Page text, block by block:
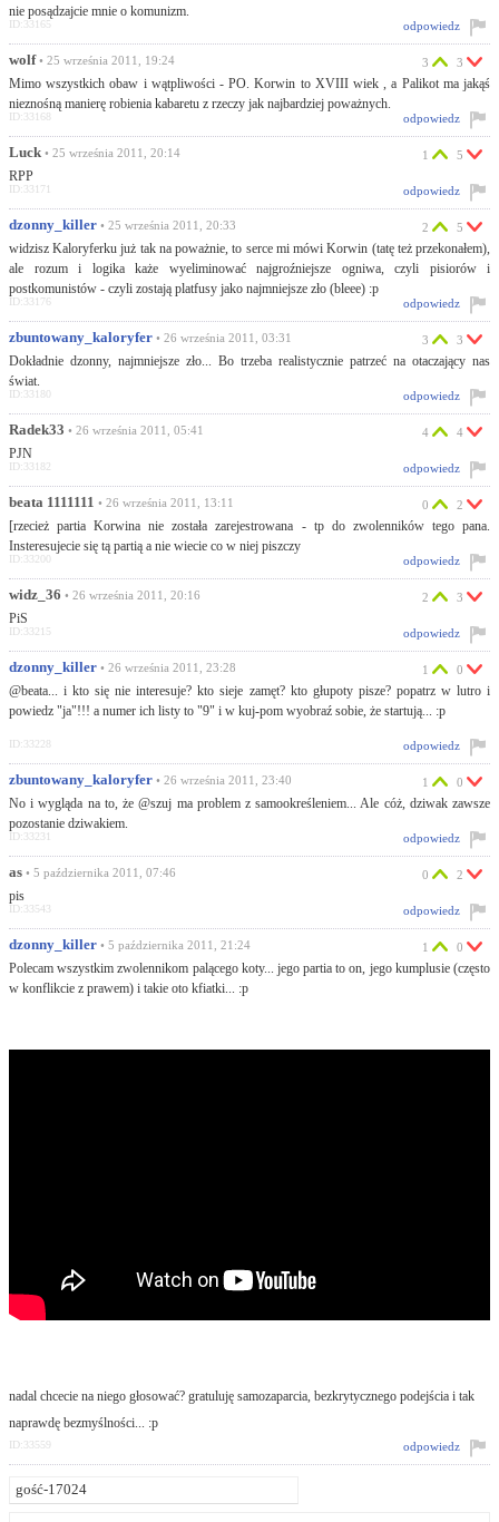
nie posądzajcie mnie o komunizm.
odpowiedz
ID:33165
wolf• 25 września 2011, 19:24
Mimo wszystkich obaw i wątpliwości - PO. Korwin to XVIII wiek , a Palikot ma jakąś
nieznośną manierę robienia kabaretu z rzeczy jak najbardziej poważnych.
3 3
odpowiedz
ID:33168
Luck • 25 września 2011, 20:14
RPP
1 5
odpowiedz
ID:33171
dzonny_killer • 25 września 2011, 20:33
widzisz Kaloryferku już tak na poważnie, to serce mi mówi Korwin (tatę też przekonałem),
ale rozum i logika każe wyeliminować najgroźniejsze ogniwa, czyli pisiorów i
postkomunistów - czyli zostają platfusy jako najmniejsze zło (bleee) :p
2 5
odpowiedz
ID:33176
zbuntowany_kaloryfer • 26 września 2011, 03:31
Dokładnie dzonny, najmniejsze zło... Bo trzeba realistycznie patrzeć na otaczający nas
świat.
3 3
odpowiedz
ID:33180
Radek33 • 26 września 2011, 05:41
PJN
4 4
odpowiedz
ID:33182
beata 1111111 • 26 września 2011, 13:11
[rzecież partia Korwina nie została zarejestrowana - tp do zwolenników tego pana.
Insteresujecie się tą partią a nie wiecie co w niej piszczy
0 2
odpowiedz
ID:33200
widz_36 • 26 września 2011, 20:16
PiS
2 3
odpowiedz
ID:33215
dzonny_killer • 26 września 2011, 23:28
@beata... i kto się nie interesuje? kto sieje zamęt? kto głupoty pisze? popatrz w lutro i
powiedz "ja"!!! a numer ich listy to "9" i w kuj-pom wyobraź sobie, że startują... :p
1 0
odpowiedz
ID:33228
zbuntowany_kaloryfer • 26 września 2011, 23:40
No i wygląda na to, że @szuj ma problem z samookreśleniem... Ale cóż, dziwak zawsze
pozostanie dziwakiem.
1 0
odpowiedz
ID:33231
as • 5 października 2011, 07:46
pis
0 2
odpowiedz
ID:33543
dzonny_killer • 5 października 2011, 21:24
Polecam wszystkim zwolennikom palącego koty... jego partia to on, jego kumplusie (często
w konflikcie z prawem) i takie oto kfiatki... :p
nadal chcecie na niego głosować? gratuluję samozaparcia, bezkrytycznego podejścia i tak
naprawdę bezmyślności... :p
1 0
odpowiedz
ID:33559